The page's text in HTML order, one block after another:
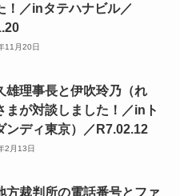
！／inタテハナビル／
11月20日
雄理事長と伊吹玲乃（れ
まが対談しました！／inト
ンディ東京）／R7.02.12
2月13日
方裁判所の電話番号とファ